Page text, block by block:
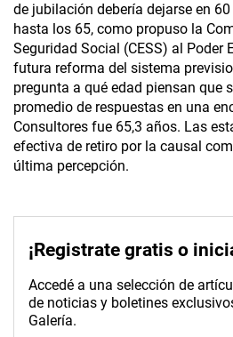
de jubilación debería dejarse en
hasta los 65, como propuso la
Seguridad Social (CESS) al Poder
futura reforma del sistema
pregunta a qué edad piensan que
promedio de respuestas en una
Consultores fue 65,3 años. Las
efectiva de retiro por la causal
última percepción.
¡Registrate gratis o
Accedé a una selección de
de noticias y boletines
Galería.